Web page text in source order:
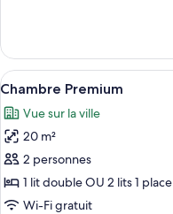
Chambre
classique
(pour
2
personnes)
le
type
de
Chambre
classique
(pour
2
personnes)
Afficher
toutes
les
photos
pour
ce
type
10
Chambre Premium
Vue sur la ville
20 m²
2 personnes
1 lit double OU 2 lits 1 place
Wi-Fi gratuit